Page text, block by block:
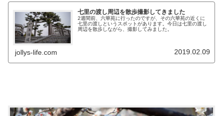
七里の渡し周辺を散歩撮影してきました
2週間前、六華苑に行ったのですが、その六華苑の近くに
七里の渡しというスポットがあります。今日は七里の渡し
周辺を散歩しながら、撮影してみました。
jollys-life.com 2019.02.09